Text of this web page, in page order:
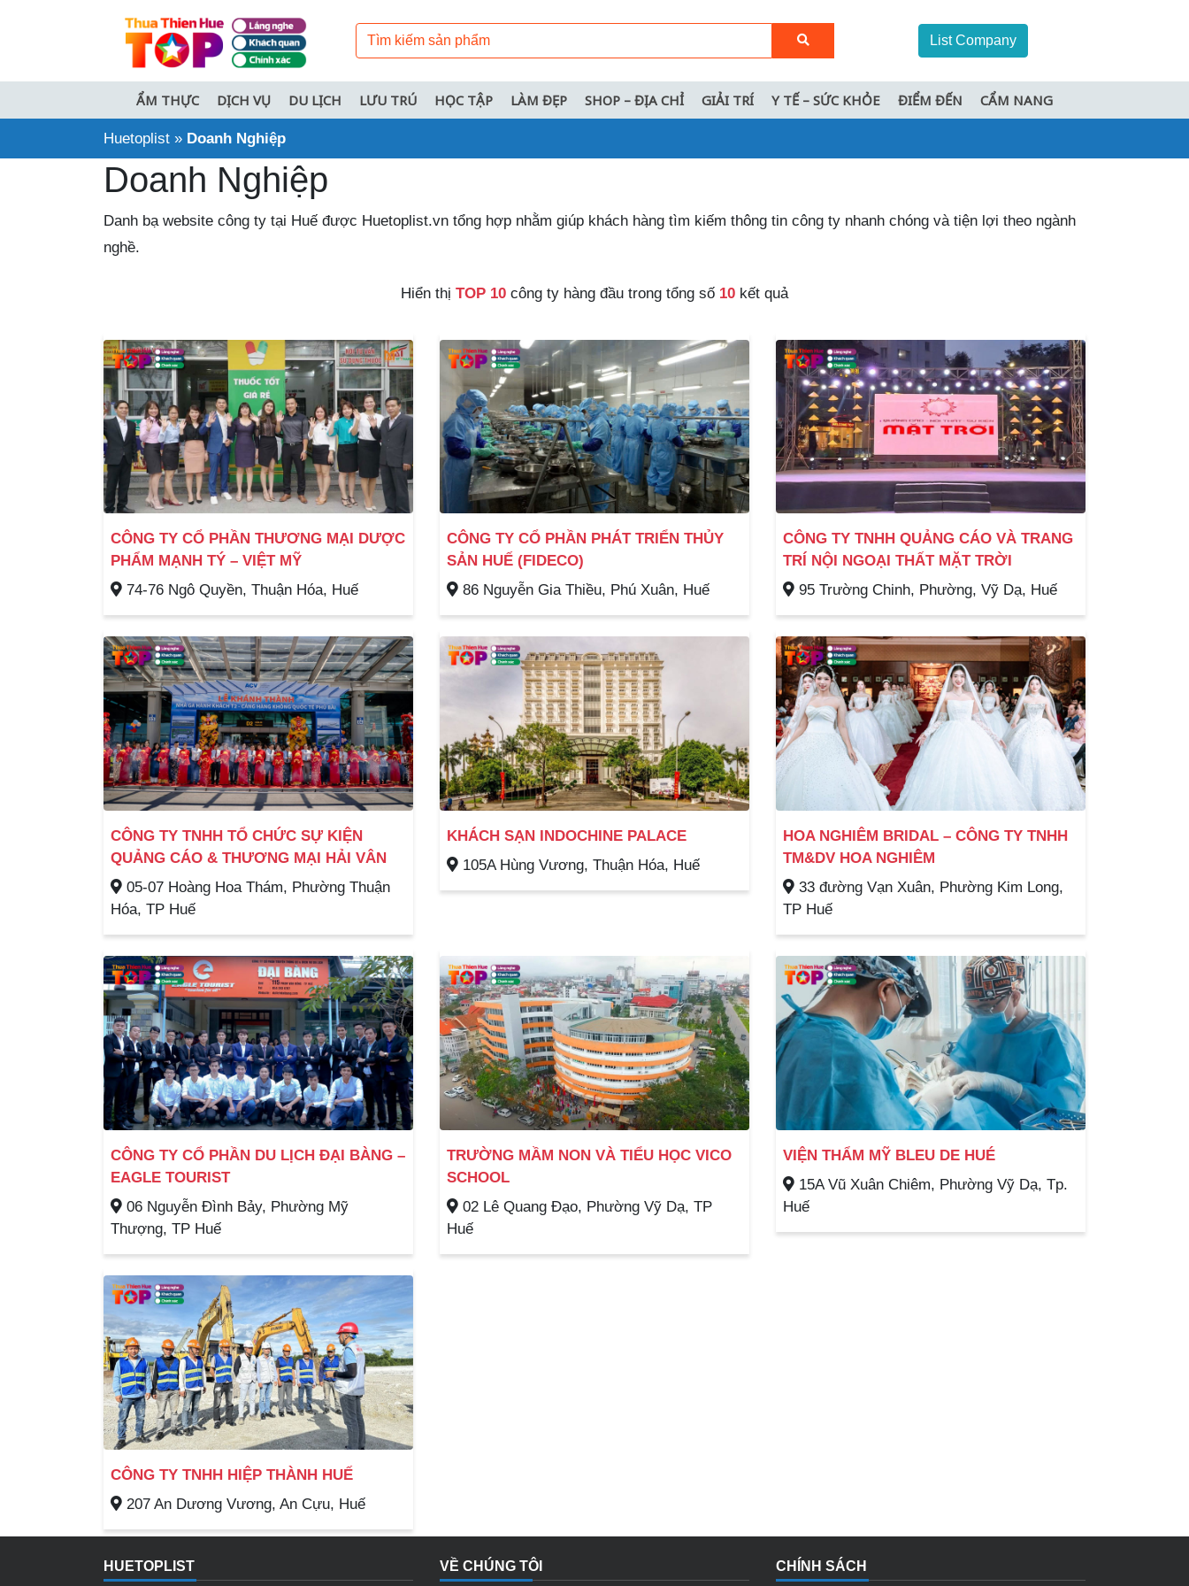
List Company
ẨM THỰC DỊCH VỤ DU LỊCH LƯU TRÚ HỌC TẬP LÀM ĐẸP SHOP – ĐỊA CHỈ GIẢI TRÍ Y TẾ – SỨC KHỎE ĐIỂM ĐẾN CẨM NANG
Huetoplist » Doanh Nghiệp
Doanh Nghiệp
Danh bạ website công ty tại Huế được Huetoplist.vn tổng hợp nhằm giúp khách hàng tìm kiếm thông tin công ty nhanh chóng và tiện lợi theo ngành
nghề.
Hiển thị TOP 10 công ty hàng đầu trong tổng số 10 kết quả
CÔNG TY CỔ PHẦN THƯƠNG MẠI DƯỢC
PHẨM MẠNH TÝ – VIỆT MỸ
74-76 Ngô Quyền, Thuận Hóa, Huế
CÔNG TY CỔ PHẦN PHÁT TRIỂN THỦY
SẢN HUẾ (FIDECO)
86 Nguyễn Gia Thiều, Phú Xuân, Huế
CÔNG TY TNHH QUẢNG CÁO VÀ TRANG
TRÍ NỘI NGOẠI THẤT MẶT TRỜI
95 Trường Chinh, Phường, Vỹ Dạ, Huế
CÔNG TY TNHH TỔ CHỨC SỰ KIỆN
QUẢNG CÁO & THƯƠNG MẠI HẢI VÂN
05-07 Hoàng Hoa Thám, Phường Thuận
Hóa, TP Huế
KHÁCH SẠN INDOCHINE PALACE
105A Hùng Vương, Thuận Hóa, Huế
HOA NGHIÊM BRIDAL – CÔNG TY TNHH
TM&DV HOA NGHIÊM
33 đường Vạn Xuân, Phường Kim Long,
TP Huế
CÔNG TY CỔ PHẦN DU LỊCH ĐẠI BÀNG –
EAGLE TOURIST
06 Nguyễn Đình Bảy, Phường Mỹ
Thượng, TP Huế
TRƯỜNG MẦM NON VÀ TIỂU HỌC VICO
SCHOOL
02 Lê Quang Đạo, Phường Vỹ Dạ, TP
Huế
VIỆN THẨM MỸ BLEU DE HUÉ
15A Vũ Xuân Chiêm, Phường Vỹ Dạ, Tp.
Huế
CÔNG TY TNHH HIỆP THÀNH HUẾ
207 An Dương Vương, An Cựu, Huế
HUETOPLIST VỀ CHÚNG TÔI CHÍNH SÁCH